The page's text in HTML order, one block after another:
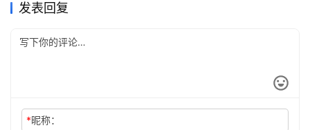
统，什么…
发表回复
*昵称：